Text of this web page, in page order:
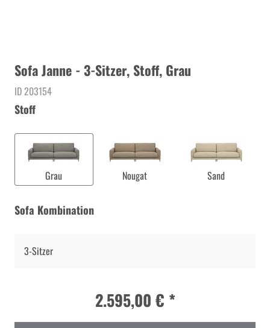
Sofa Janne - 3-Sitzer, Stoff, Grau
ID 203154
Stoff
Grau Nougat Sand
Sofa Kombination
3-Sitzer
2.595,00 € *